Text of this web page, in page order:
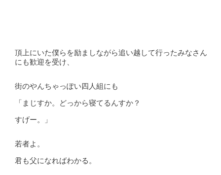
頂上にいた僕らを励ましながら追い越して行ったみなさん
にも歓迎を受け、
街のやんちゃっぽい四人組にも
「まじすか。どっから寝てるんすか？
すげー。」
若者よ。
君も父になればわかる。